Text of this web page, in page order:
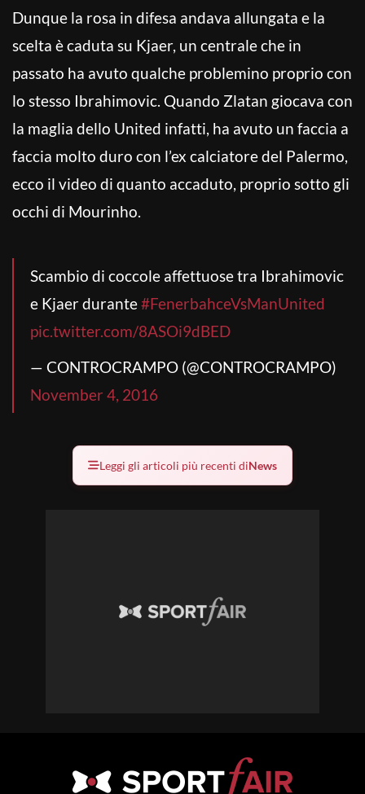
Dunque la rosa in difesa andava allungata e la
scelta è caduta su Kjaer, un centrale che in
passato ha avuto qualche problemino proprio con
lo stesso Ibrahimovic. Quando Zlatan giocava con
la maglia dello United infatti, ha avuto un faccia a
faccia molto duro con l’ex calciatore del Palermo,
ecco il video di quanto accaduto, proprio sotto gli
occhi di Mourinho.
Scambio di coccole affettuose tra Ibrahimovic
e Kjaer durante#FenerbahceVsManUnited
pic.twitter.com/8ASOi9dBED
— CONTROCRAMPO (@CONTROCRAMPO)
November 4, 2016
Leggi gli articoli più recenti diNews